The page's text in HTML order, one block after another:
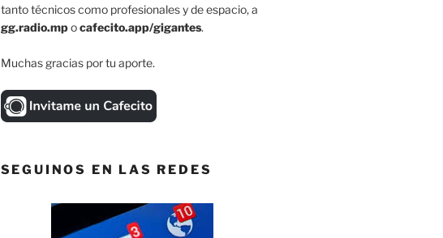
tanto técnicos como profesionales y de espacio, a
gg.radio.mpocafecito.app/gigantes.
Muchas gracias por tu aporte.
SEGUINOS EN LAS REDES